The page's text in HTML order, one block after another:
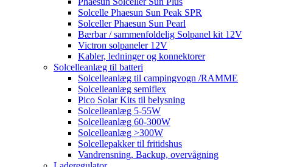
Solcelle Phaesun Sun Peak SPR
Solceller Phaesun Sun Pearl
Bærbar / sammenfoldelig Solpanel kit 12V
Victron solpaneler 12V
Kabler, ledninger og konnektorer
Solcelleanlæg til batteri
Solcelleanlæg til campingvogn /RAMME
Solcelleanlæg semiflex
Pico Solar Kits til belysning
Solcelleanlæg 5-55W
Solcelleanlæg 60-300W
Solcelleanlæg >300W
Solcellepakker til fritidshus
Vandrensning, Backup, overvågning